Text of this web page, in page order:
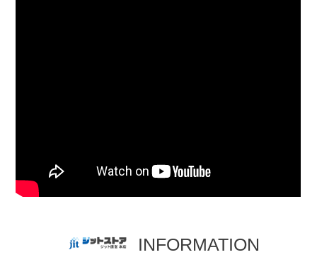
INFORMATION